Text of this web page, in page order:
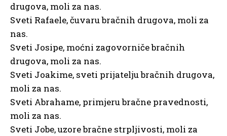
drugova, moli za nas.
Sveti Rafaele, čuvaru bračnih drugova, moli za
nas.
Sveti Josipe, moćni zagovorniče bračnih
drugova, moli za nas.
Sveti Joakime, sveti prijatelju bračnih drugova,
moli za nas.
Sveti Abrahame, primjeru bračne pravednosti,
moli za nas.
Sveti Jobe, uzore bračne strpljivosti, moli za